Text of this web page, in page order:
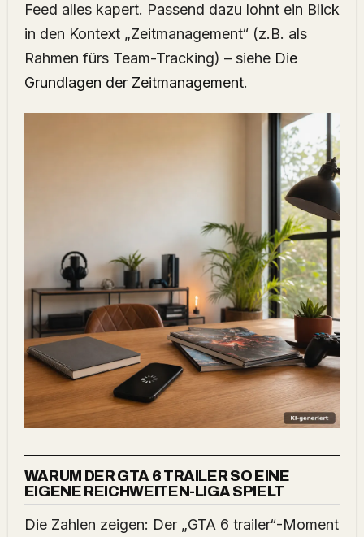
Feed alles kapert. Passend dazu lohnt ein Blick
in den Kontext „Zeitmanagement“ (z.B. als
Rahmen fürs Team-Tracking) – siehe Die
Grundlagen der Zeitmanagement.
WARUM DER GTA 6 TRAILER SO EINE
EIGENE REICHWEITEN-LIGA SPIELT
Die Zahlen zeigen: Der „GTA 6 trailer“-Moment